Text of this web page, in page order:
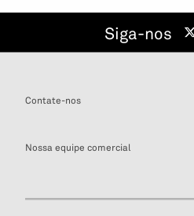
Siga-nos
Contate-nos
Nossa equipe comercial